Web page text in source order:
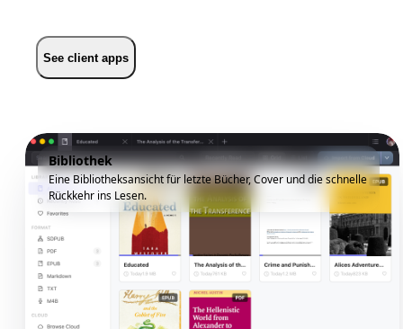
See client apps
Bibliothek
Eine Bibliotheksansicht für letzte Bücher, Cover und die schnelle
Rückkehr ins Lesen.